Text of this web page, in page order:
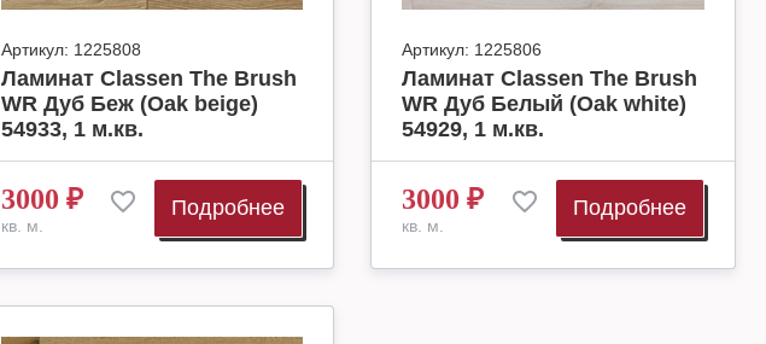
Артикул: 1225808
Ламинат Classen The Brush
WR Дуб Беж (Oak beige)
54933, 1 м.кв.
3000 ₽
кв. м.
Подробнее
Артикул: 1225806
Ламинат Classen The Brush
WR Дуб Белый (Oak white)
54929, 1 м.кв.
3000 ₽
кв. м.
Подробнее